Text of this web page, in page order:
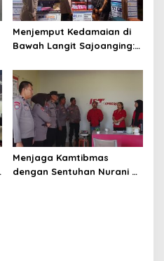
Menjemput Kedamaian di
Bawah Langit Sajoanging:
Polisi, dan Hati yang
Menjaga
Menjaga Kamtibmas
dengan Sentuhan Nurani di